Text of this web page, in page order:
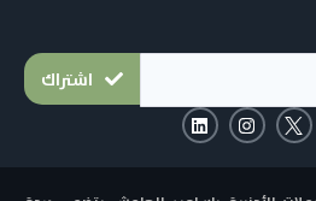
اشتراك
I
n
s
L
i
n